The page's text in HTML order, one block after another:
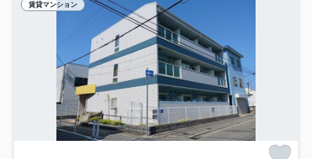
賃貸マンション